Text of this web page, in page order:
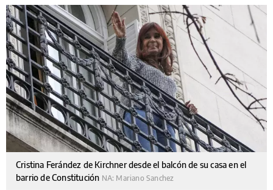
Cristina Ferández de Kirchner desde el balcón de su casa en el
barrio de Constitución NA: Mariano Sanchez